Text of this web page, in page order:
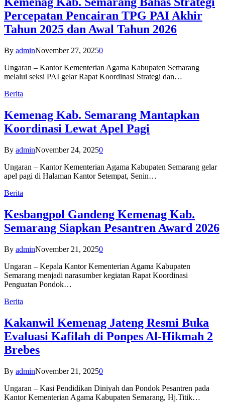
Percepatan Pencairan TPG PAI Akhir
Tahun 2025 dan Awal Tahun 2026
By adminNovember 27, 20250
Ungaran – Kantor Kementerian Agama Kabupaten Semarang
melalui seksi PAI gelar Rapat Koordinasi Strategi dan…
Berita
Kemenag Kab. Semarang Mantapkan
Koordinasi Lewat Apel Pagi
By adminNovember 24, 20250
Ungaran – Kantor Kementerian Agama Kabupaten Semarang gelar
apel pagi di Halaman Kantor Setempat, Senin…
Berita
Kesbangpol Gandeng Kemenag Kab.
Semarang Siapkan Pesantren Award 2026
By adminNovember 21, 20250
Ungaran – Kepala Kantor Kementerian Agama Kabupaten
Semarang menjadi narasumber kegiatan Rapat Koordinasi
Penguatan Pondok…
Berita
Kakanwil Kemenag Jateng Resmi Buka
Evaluasi Kafilah di Ponpes Al-Hikmah 2
Brebes
By adminNovember 21, 20250
Ungaran – Kasi Pendidikan Diniyah dan Pondok Pesantren pada
Kantor Kementerian Agama Kabupaten Semarang, Hj.Titik…